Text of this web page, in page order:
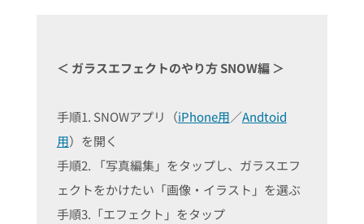
＜ ガラスエフェクトのやり方 SNOW編 ＞
手順1. SNOWアプリ（iPhone用／Andtoid
用）を開く
手順2. 「写真編集」をタップし、ガラスエフ
ェクトをかけたい「画像・イラスト」を選ぶ
手順3.「エフェクト」をタップ